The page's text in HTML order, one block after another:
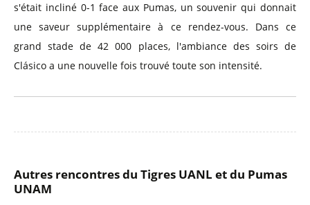
s'était incliné 0-1 face aux Pumas, un souvenir qui donnait
une saveur supplémentaire à ce rendez-vous. Dans ce
grand stade de 42 000 places, l'ambiance des soirs de
Clásico a une nouvelle fois trouvé toute son intensité.
Autres rencontres du Tigres UANL et du Pumas
UNAM